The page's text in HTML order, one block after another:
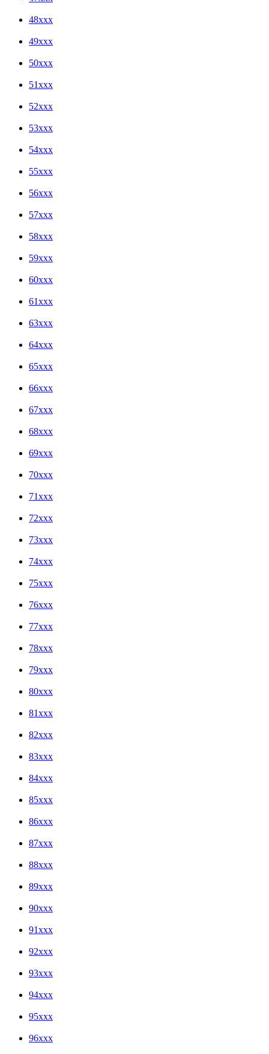
48xxx
49xxx
50xxx
51xxx
52xxx
53xxx
54xxx
55xxx
56xxx
57xxx
58xxx
59xxx
60xxx
61xxx
63xxx
64xxx
65xxx
66xxx
67xxx
68xxx
69xxx
70xxx
71xxx
72xxx
73xxx
74xxx
75xxx
76xxx
77xxx
78xxx
79xxx
80xxx
81xxx
82xxx
83xxx
84xxx
85xxx
86xxx
87xxx
88xxx
89xxx
90xxx
91xxx
92xxx
93xxx
94xxx
95xxx
96xxx